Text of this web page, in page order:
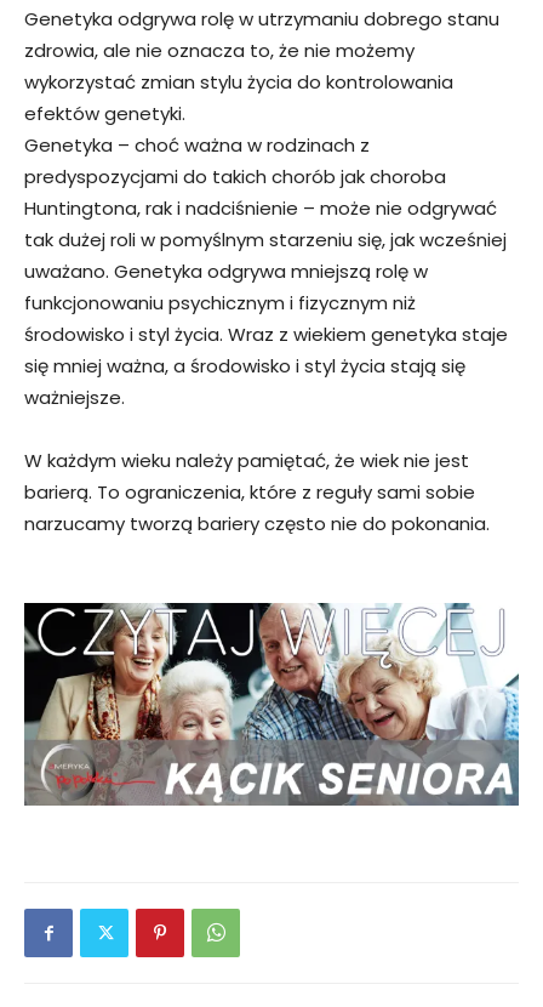
Genetyka odgrywa rolę w utrzymaniu dobrego stanu
zdrowia, ale nie oznacza to, że nie możemy
wykorzystać zmian stylu życia do kontrolowania
efektów genetyki.
Genetyka – choć ważna w rodzinach z
predyspozycjami do takich chorób jak choroba
Huntingtona, rak i nadciśnienie – może nie odgrywać
tak dużej roli w pomyślnym starzeniu się, jak wcześniej
uważano. Genetyka odgrywa mniejszą rolę w
funkcjonowaniu psychicznym i fizycznym niż
środowisko i styl życia. Wraz z wiekiem genetyka staje
się mniej ważna, a środowisko i styl życia stają się
ważniejsze.
W każdym wieku należy pamiętać, że wiek nie jest
barierą. To ograniczenia, które z reguły sami sobie
narzucamy tworzą bariery często nie do pokonania.